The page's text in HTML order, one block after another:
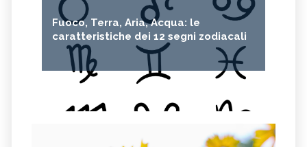
Fuoco, Terra, Aria, Acqua: le
caratteristiche dei 12 segni zodiacali